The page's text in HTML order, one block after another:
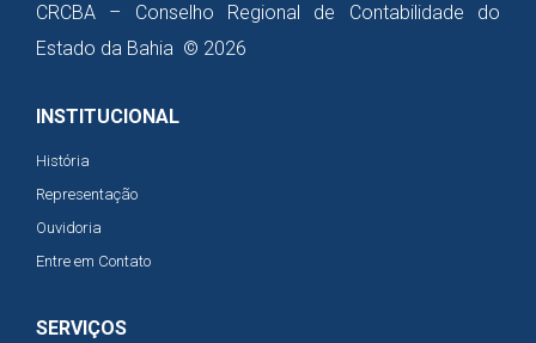
CRCBA – Conselho Regional de Contabilidade do
Estado da Bahia © 2026
INSTITUCIONAL
História
Representação
Ouvidoria
Entre em Contato
SERVIÇOS